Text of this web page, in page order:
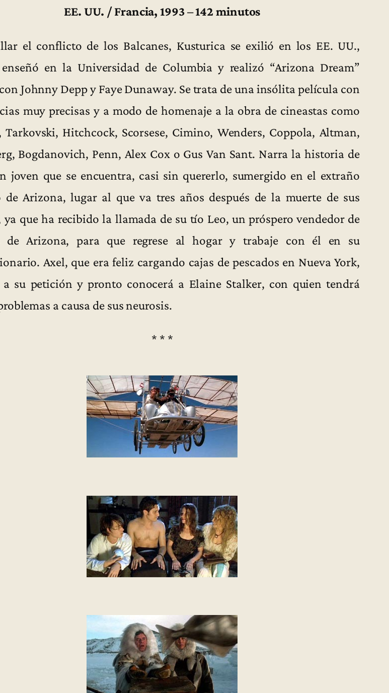
EE. UU. / Francia, 1993 – 142 minutos
el conflicto de los Balcanes, Kusturica se exilió en los EE. UU.,
en la Universidad de Columbia y realizó “Arizona Dream”
Johnny Depp y Faye Dunaway. Se trata de una insólita película con
muy precisas y a modo de homenaje a la obra de cineastas como
Tarkovski, Hitchcock, Scorsese, Cimino, Wenders, Coppola, Altman,
Bogdanovich, Penn, Alex Cox o Gus Van Sant. Narra la historia de
joven que se encuentra, casi sin quererlo, sumergido en el extraño
de Arizona, lugar al que va tres años después de la muerte de sus
ya que ha recibido la llamada de su tío Leo, un próspero vendedor de
de Arizona, para que regrese al hogar y trabaje con él en su
Axel, que era feliz cargando cajas de pescados en Nueva York,
a su petición y pronto conocerá a Elaine Stalker, con quien tendrá
a causa de sus neurosis.
* * *